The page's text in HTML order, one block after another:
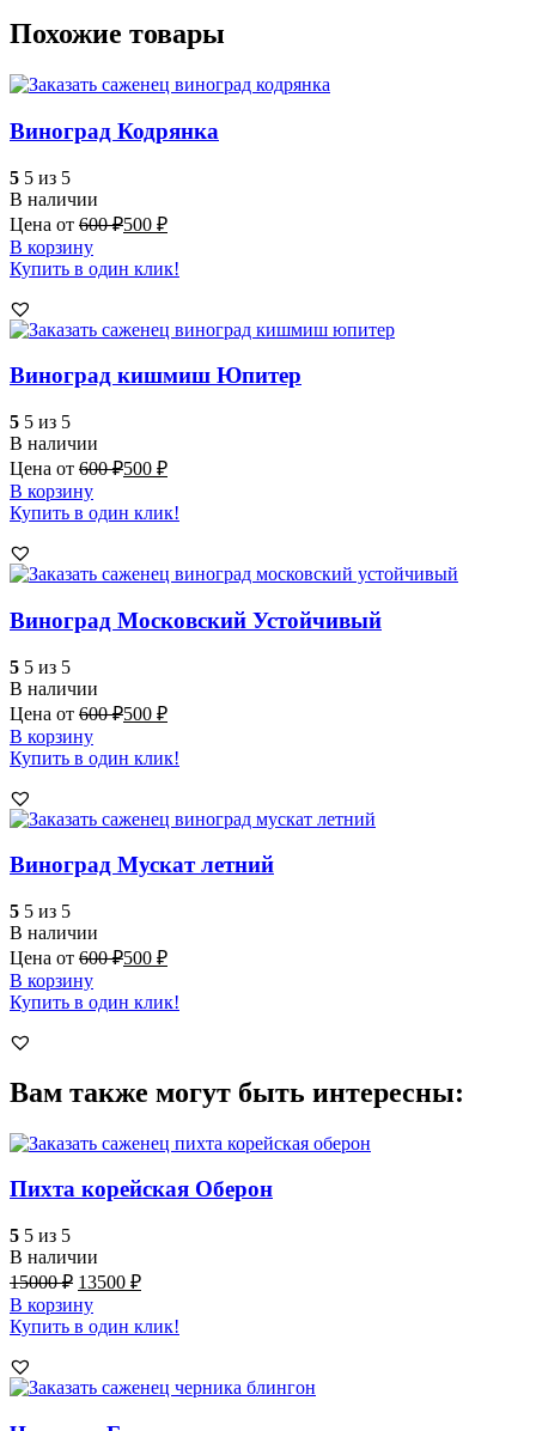
Похожие товары
Виноград Кодрянка
5 5 из 5
В наличии
Цена от 600₽500 ₽
В корзину
Купить в один клик!
Виноград кишмиш Юпитер
5 5 из 5
В наличии
Цена от 600₽500 ₽
В корзину
Купить в один клик!
Виноград Московский Устойчивый
5 5 из 5
В наличии
Цена от 600₽500 ₽
В корзину
Купить в один клик!
Виноград Мускат летний
5 5 из 5
В наличии
Цена от 600₽500 ₽
В корзину
Купить в один клик!
Вам также могут быть интересны:
Пихта корейская Оберон
5 5 из 5
В наличии
15000₽ 13500 ₽
В корзину
Купить в один клик!